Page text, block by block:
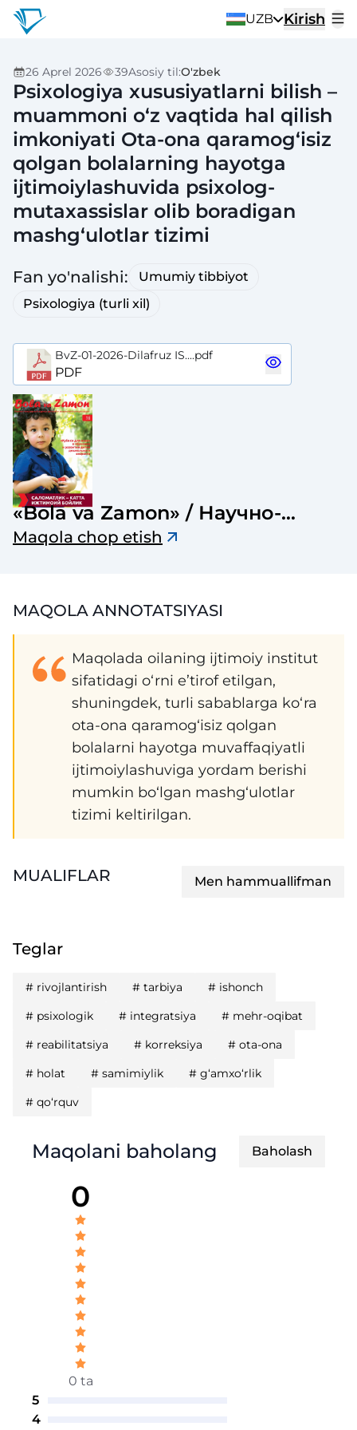
UZB Kirish
26 Aprel 2026 39Asosiy til:O'zbek
Psixologiya xususiyatlarni bilish –
muammoni o‘z vaqtida hal qilish
imkoniyati Ota-ona qaramog‘isiz
qolgan bolalarning hayotga
ijtimoiylashuvida psixolog-
mutaxassislar olib boradigan
mashg‘ulotlar tizimi
Fan yo'nalishi:
Umumiy tibbiyot
Psixologiya (turli xil)
BvZ-01-2026-Dilafruz IS....pdf
PDF
«Bola va Zamon» / Научно-
популярный журнал детской и
Maqola chop etish
MAQOLA ANNOTATSIYASI
Maqolada oilaning ijtimoiy institut
sifatidagi o‘rni e’tirof etilgan,
shuningdek, turli sabablarga ko‘ra
ota-ona qaramog‘isiz qolgan
bolalarni hayotga muvaffaqiyatli
ijtimoiylashuviga yordam berishi
mumkin bo‘lgan mashg‘ulotlar
tizimi keltirilgan.
MUALIFLAR Men hammuallifman
Teglar
# rivojlantirish # tarbiya # ishonch
# psixologik # integratsiya # mehr-oqibat
# reabilitatsiya # korreksiya # ota-ona
# holat # samimiylik # g‘amxo‘rlik
# qo‘rquv
Maqolani baholang Baholash
0
0 ta
5
4